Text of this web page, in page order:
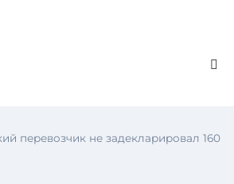
перевозчик не задекларировал 160